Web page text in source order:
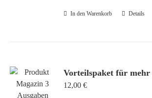
In den Warenkorb Details
Vorteilspaket für mehr
12,00€